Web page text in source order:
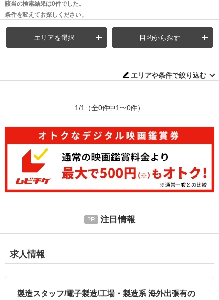
該当の検索結果は0件でした。
条件を変えてお探しください。
エリアを選択 目的から探す
エリアや条件で絞り込む
1/1 （全0件中1〜0件）
注目情報
求人情報
製造スタッフ/電子製造/工場・製造系 海外出張有の